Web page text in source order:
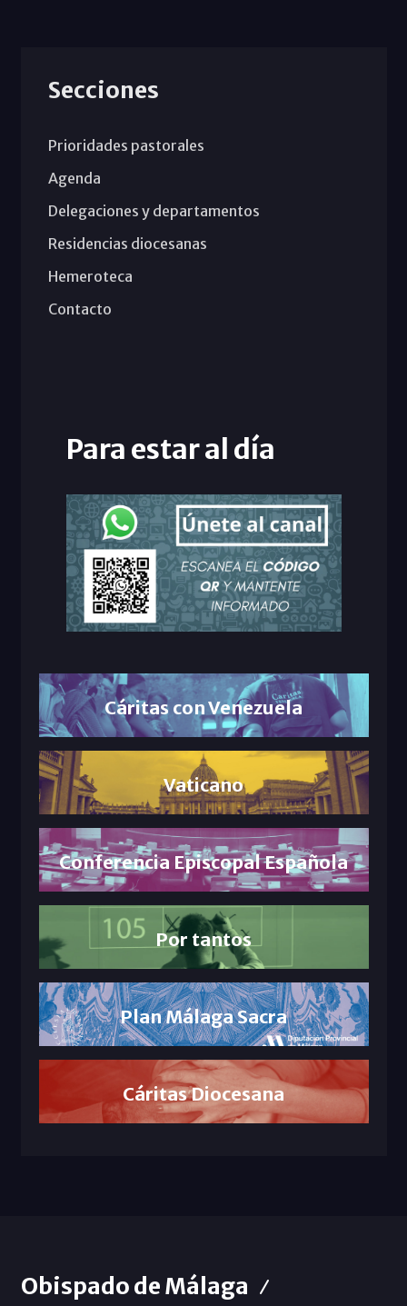
Secciones
Prioridades pastorales
Agenda
Delegaciones y departamentos
Residencias diocesanas
Hemeroteca
Contacto
Para estar al día
Cáritas con Venezuela
Vaticano
Conferencia Episcopal Española
Por tantos
Plan Málaga Sacra
Cáritas Diocesana
Obispado de Málaga